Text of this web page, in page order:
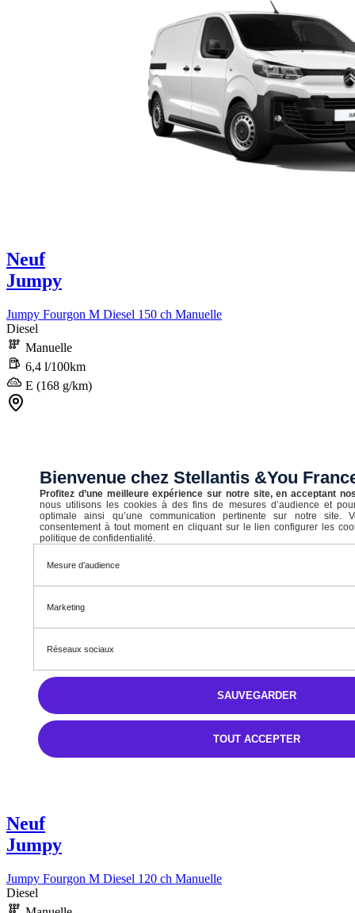
Neuf
Jumpy
Jumpy Fourgon M Diesel 150 ch Manuelle
Diesel
Manuelle
6,4 l/100km
E (168 g/km)
Neuf
Jumpy
Jumpy Fourgon M Diesel 120 ch Manuelle
Diesel
Bienvenue chez Stellantis &You
Profitez d’une meilleure expérience sur notre site, en acceptant
nous utilisons les cookies à des fins de mesures d’audience et
optimale ainsi qu’une communication pertinente sur notre site.
consentement à tout moment en cliquant sur le lien configurer les
politique de confidentialité.
Mesure d’audience
Marketing
Réseaux sociaux
TOUT ACCEPTER
SAUVEGARDER